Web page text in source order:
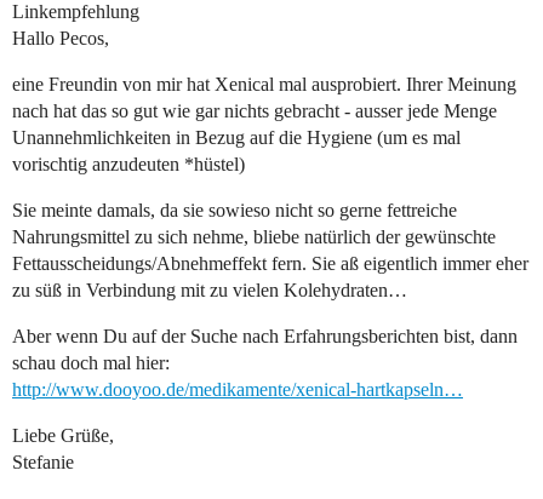
Linkempfehlung
Hallo Pecos,
eine Freundin von mir hat Xenical mal ausprobiert. Ihrer Meinung
nach hat das so gut wie gar nichts gebracht - ausser jede Menge
Unannehmlichkeiten in Bezug auf die Hygiene (um es mal
vorischtig anzudeuten *hüstel)
Sie meinte damals, da sie sowieso nicht so gerne fettreiche
Nahrungsmittel zu sich nehme, bliebe natürlich der gewünschte
Fettausscheidungs/Abnehmeffekt fern. Sie aß eigentlich immer eher
zu süß in Verbindung mit zu vielen Kolehydraten…
Aber wenn Du auf der Suche nach Erfahrungsberichten bist, dann
schau doch mal hier:
http://www.dooyoo.de/medikamente/xenical-hartkapseln…
Liebe Grüße,
Stefanie